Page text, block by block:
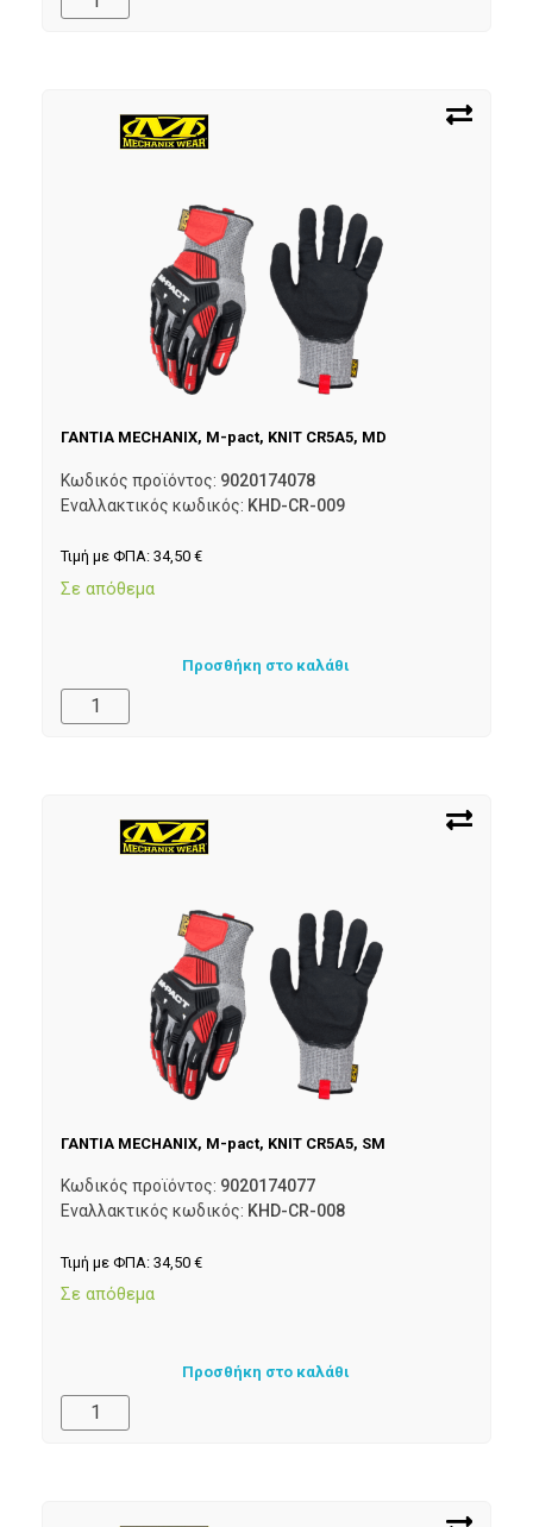
ΓΑΝΤΙΑ MECHANIX, M-pact, KNIT CR5A5, MD
Κωδικός προϊόντος: 9020174078
Εναλλακτικός κωδικός: KHD-CR-009
Τιμή με ΦΠΑ: 34,50 €
Σε απόθεμα
Προσθήκη στο καλάθι
ΓΑΝΤΙΑ MECHANIX, M-pact, KNIT CR5A5, SM
Κωδικός προϊόντος: 9020174077
Εναλλακτικός κωδικός: KHD-CR-008
Τιμή με ΦΠΑ: 34,50 €
Σε απόθεμα
Προσθήκη στο καλάθι